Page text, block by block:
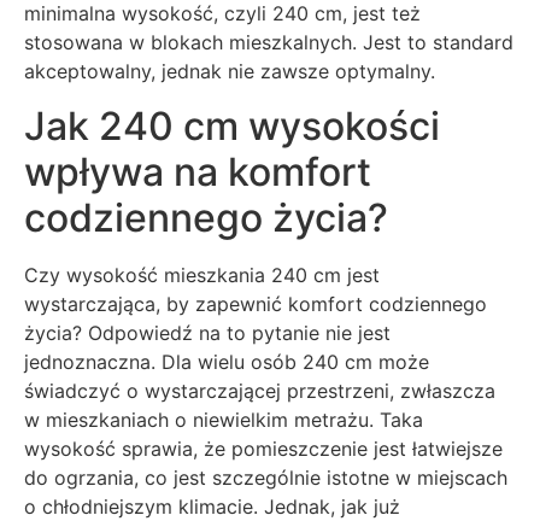
minimalna wysokość, czyli 240 cm, jest też
stosowana w blokach mieszkalnych. Jest to standard
akceptowalny, jednak nie zawsze optymalny.
Jak 240 cm wysokości
wpływa na komfort
codziennego życia?
Czy wysokość mieszkania 240 cm jest
wystarczająca, by zapewnić komfort codziennego
życia? Odpowiedź na to pytanie nie jest
jednoznaczna. Dla wielu osób 240 cm może
świadczyć o wystarczającej przestrzeni, zwłaszcza
w mieszkaniach o niewielkim metrażu. Taka
wysokość sprawia, że pomieszczenie jest łatwiejsze
do ogrzania, co jest szczególnie istotne w miejscach
o chłodniejszym klimacie. Jednak, jak już